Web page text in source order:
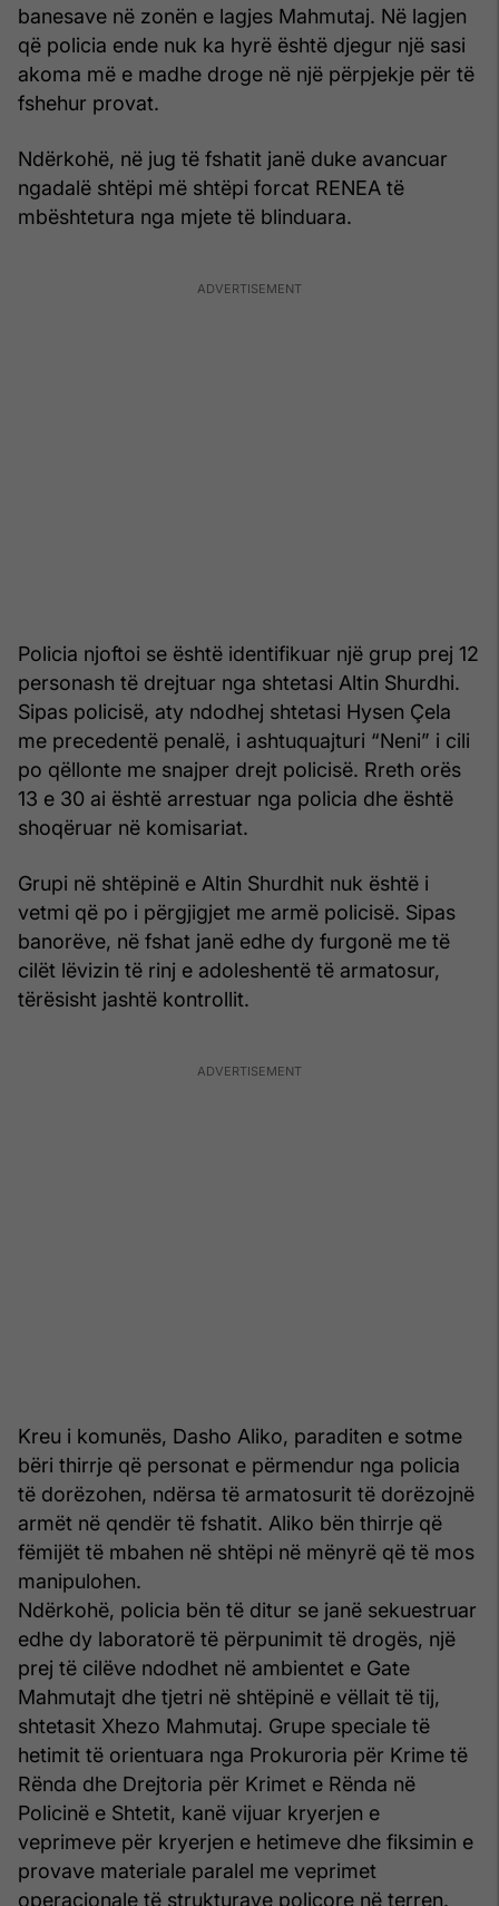
banesave në zonën e lagjes Mahmutaj. Në lagjen
që policia ende nuk ka hyrë është djegur një sasi
akoma më e madhe droge në një përpjekje për të
fshehur provat.
Ndërkohë, në jug të fshatit janë duke avancuar
ngadalë shtëpi më shtëpi forcat RENEA të
mbështetura nga mjete të blinduara.
Policia njoftoi se është identifikuar një grup prej 12
personash të drejtuar nga shtetasi Altin Shurdhi.
Sipas policisë, aty ndodhej shtetasi Hysen Çela
me precedentë penalë, i ashtuquajturi “Neni” i cili
po qëllonte me snajper drejt policisë. Rreth orës
13 e 30 ai është arrestuar nga policia dhe është
shoqëruar në komisariat.
Grupi në shtëpinë e Altin Shurdhit nuk është i
vetmi që po i përgjigjet me armë policisë. Sipas
banorëve, në fshat janë edhe dy furgonë me të
cilët lëvizin të rinj e adoleshentë të armatosur,
tërësisht jashtë kontrollit.
Kreu i komunës, Dasho Aliko, paraditen e sotme
bëri thirrje që personat e përmendur nga policia
të dorëzohen, ndërsa të armatosurit të dorëzojnë
armët në qendër të fshatit. Aliko bën thirrje që
fëmijët të mbahen në shtëpi në mënyrë që të mos
manipulohen.
Ndërkohë, policia bën të ditur se janë sekuestruar
edhe dy laboratorë të përpunimit të drogës, një
prej të cilëve ndodhet në ambientet e Gate
Mahmutajt dhe tjetri në shtëpinë e vëllait të tij,
shtetasit Xhezo Mahmutaj. Grupe speciale të
hetimit të orientuara nga Prokuroria për Krime të
Rënda dhe Drejtoria për Krimet e Rënda në
Policinë e Shtetit, kanë vijuar kryerjen e
veprimeve për kryerjen e hetimeve dhe fiksimin e
provave materiale paralel me veprimet
operacionale të strukturave policore në terren.